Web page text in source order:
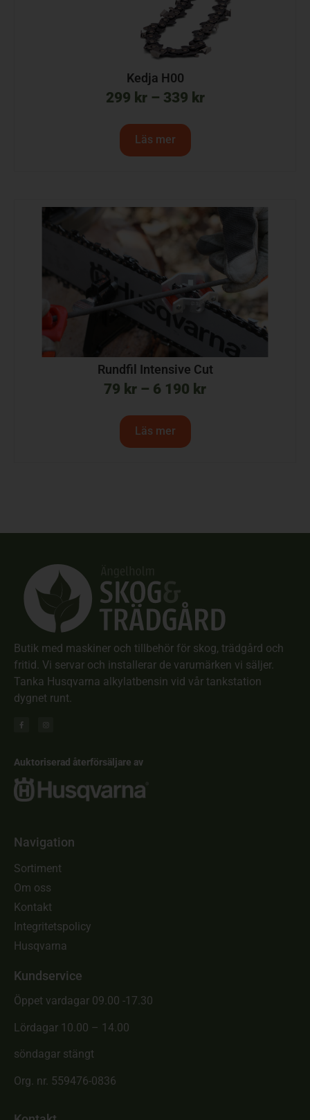
Kedja H00
299 kr – 339 kr
Läs mer
Rundfil Intensive Cut
79 kr – 6 190 kr
Läs mer
Butik med maskiner och tillbehör för skog, trädgård och
fritid. Vi servar och installerar de varumärken vi säljer.
Tanka Husqvarna alkylatbensin vid vår tankstation
dygnet runt.
Auktoriserad återförsäljare av
Navigation
Sortiment
Om oss
Kontakt
Integritetspolicy
Husqvarna
Kundservice
Öppet vardagar 09.00 -17.30
Lördagar 10.00 – 14.00
söndagar stängt
Org. nr. 559476-0836